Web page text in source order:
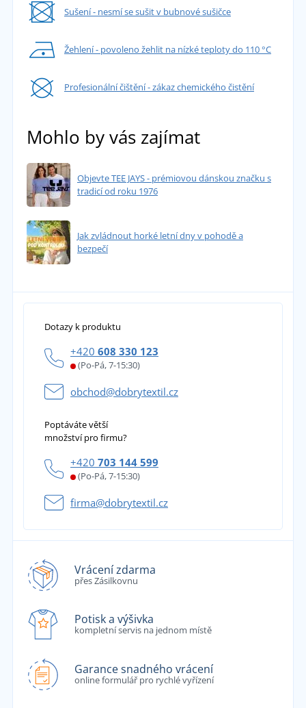
Sušení - nesmí se sušit v bubnové sušičce
Žehlení - povoleno žehlit na nízké teploty do 110 °C
Profesionální čištění - zákaz chemického čistění
Mohlo by vás zajímat
Objevte TEE JAYS - prémiovou dánskou značku s
tradicí od roku 1976
Jak zvládnout horké letní dny v pohodě a
bezpečí
Dotazy k produktu
+420 608 330 123
(Po-Pá, 7-15:30)
obchod@dobrytextil.cz
Poptáváte větší
množství pro firmu?
+420 703 144 599
(Po-Pá, 7-15:30)
firma@dobrytextil.cz
Vrácení zdarma
přes Zásilkovnu
Potisk a výšivka
kompletní servis na jednom místě
Garance snadného vrácení
online formulář pro rychlé vyřízení